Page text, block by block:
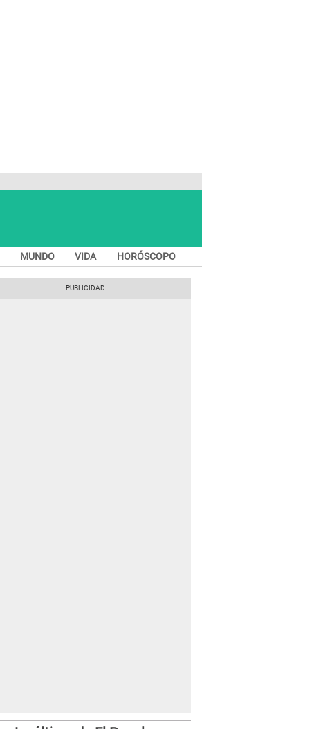
MUNDO VIDA HORÓSCOPO